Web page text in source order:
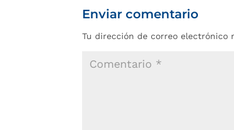
Enviar comentario
Tu dirección de correo electrónico